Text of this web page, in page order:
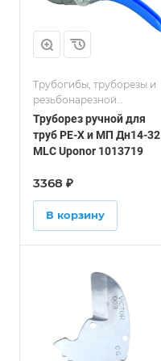
Трубогибы, труборезы и
резьбонарезной
инструмент
Труборез ручной для
труб PE-X и МП Дн14-32
MLC Uponor 1013719
3368 ₽
В корзину